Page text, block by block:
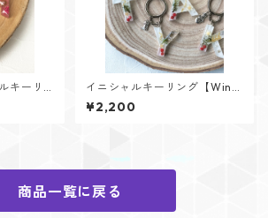
キーリ
リー
イニシャルキーリング【Wint
er Memoryシリーズ】
¥2,200
商品一覧に戻る